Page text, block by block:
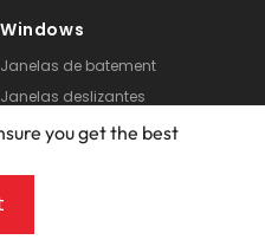
Windows
Janelas de batement
Janelas deslizantes
Janelas dobráveis
you get the best